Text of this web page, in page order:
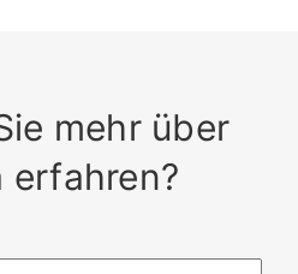
mehr über
erfahren?